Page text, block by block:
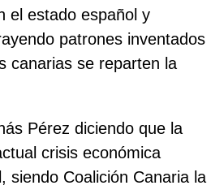
el estado español y
patrones inventados
canarias se reparten la
Pérez diciendo que la
crisis económica
siendo Coalición Canaria la